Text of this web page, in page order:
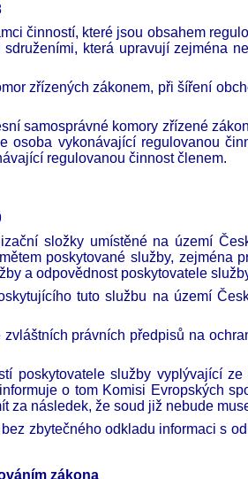
činností, které jsou obsahem
která upravují zejména
zřízených zákonem, při šíření
samosprávné komory zřízené
vykonávající regulovanou
regulovanou činnost členem.
složky umístěné na území
poskytované služby, zejména
a odpovědnost poskytovatele
tuto službu na území
právních předpisů na
služby vyplývající
o tom Komisi Evropských
následek, že soud již nebude
zbytečného odkladu informaci s
zákona